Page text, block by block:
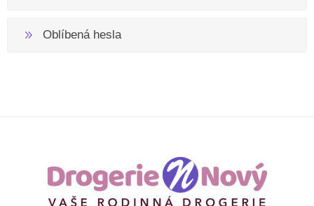
Oblíbená hesla